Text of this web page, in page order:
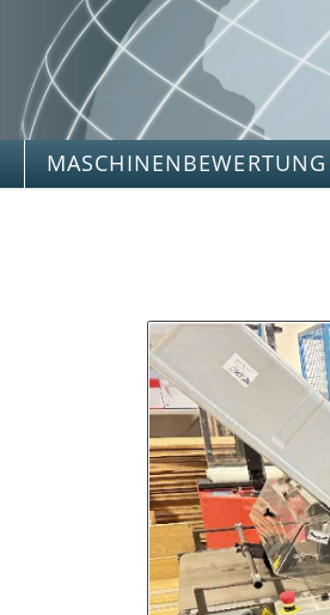
MASCHINENBEWERTUNG